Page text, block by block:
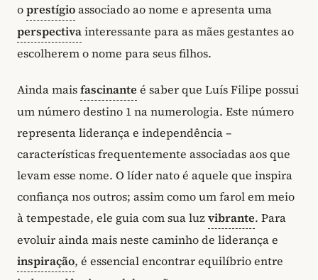
oprestígioassociado ao nome e apresenta uma
perspectivainteressante para as mães gestantes ao
escolherem o nome para seus filhos.
Ainda maisfascinante é saber que Luís Filipe possui
um número destino 1 na numerologia. Este número
representa liderança e independência –
características frequentemente associadas aos que
levam esse nome. O líder nato é aquele que inspira
confiança nos outros; assim como um farol em meio
à tempestade, ele guia com sua luzvibrante. Para
evoluir ainda mais neste caminho de liderança e
inspiração, é essencial encontrar equilíbrio entre